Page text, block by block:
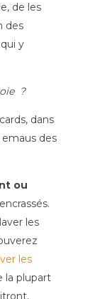
de les
des
y
?
dans
des
ou
les
les
la plupart